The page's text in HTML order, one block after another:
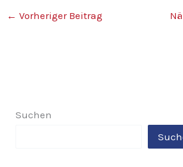
← Vorheriger Beitrag
Suchen